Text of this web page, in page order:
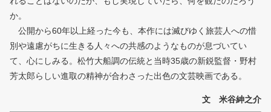
か。
公開から60年以上経った今も、本作には滅びゆく旅芸人への惜
別や遠慮がちに生きる人々への共感のようなものが息づいてい
て、心にしみる。松竹大船調の伝統と当時35歳の新鋭監督・野村
芳太郎らしい進取の精神が合わさった出色の文芸映画である。
文 米谷紳之介